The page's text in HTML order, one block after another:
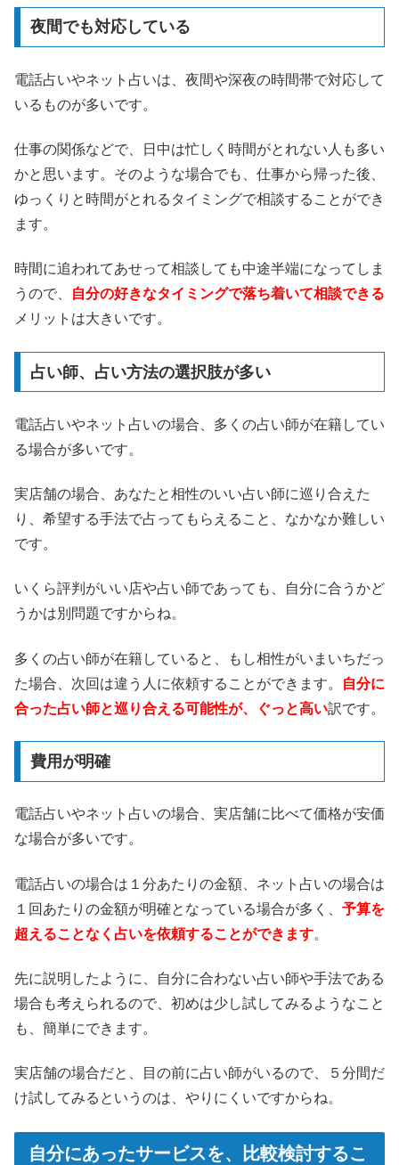
夜間でも対応している
電話占いやネット占いは、夜間や深夜の時間帯で対応して
いるものが多いです。
仕事の関係などで、日中は忙しく時間がとれない人も多い
かと思います。そのような場合でも、仕事から帰った後、
ゆっくりと時間がとれるタイミングで相談することができ
ます。
時間に追われてあせって相談しても中途半端になってしま
うので、
自分の好きなタイミングで落ち着いて相談できる
メリットは大きいです。
占い師、占い方法の選択肢が多い
電話占いやネット占いの場合、多くの占い師が在籍してい
る場合が多いです。
実店舗の場合、あなたと相性のいい占い師に巡り合えた
り、希望する手法で占ってもらえること、なかなか難しい
です。
いくら評判がいい店や占い師であっても、自分に合うかど
うかは別問題ですからね。
多くの占い師が在籍していると、もし相性がいまいちだっ
た場合、次回は違う人に依頼することができます。
自分に
合った占い師と巡り合える可能性が、ぐっと高い訳です。
費用が明確
電話占いやネット占いの場合、実店舗に比べて価格が安価
な場合が多いです。
電話占いの場合は１分あたりの金額、ネット占いの場合は
１回あたりの金額が明確となっている場合が多く、 予算を
超えることなく占いを依頼することができます。
先に説明したように、自分に合わない占い師や手法である
場合も考えられるので、初めは少し試してみるようなこと
も、簡単にできます。
実店舗の場合だと、目の前に占い師がいるので、５分間だ
け試してみるというのは、やりにくいですからね。
自分にあったサービスを、比較検討するこ